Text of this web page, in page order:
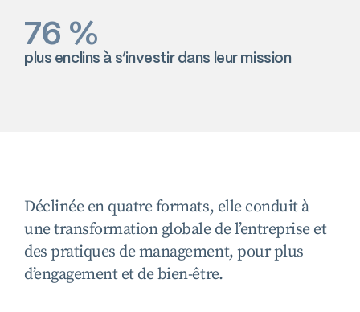
76 %
plus enclins à s’investir dans leur mission
Déclinée en quatre formats, elle conduit à
une transformation globale de l’entreprise et
des pratiques de management, pour plus
d’engagement et de bien-être.